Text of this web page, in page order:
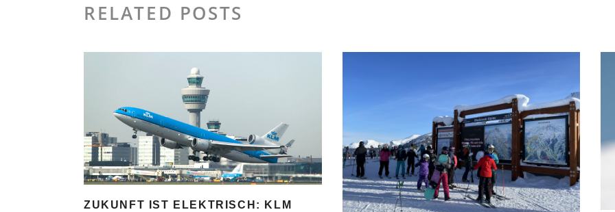
RELATED POSTS
ZUKUNFT IST ELEKTRISCH: KLM